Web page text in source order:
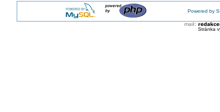
Powered by
Stránka